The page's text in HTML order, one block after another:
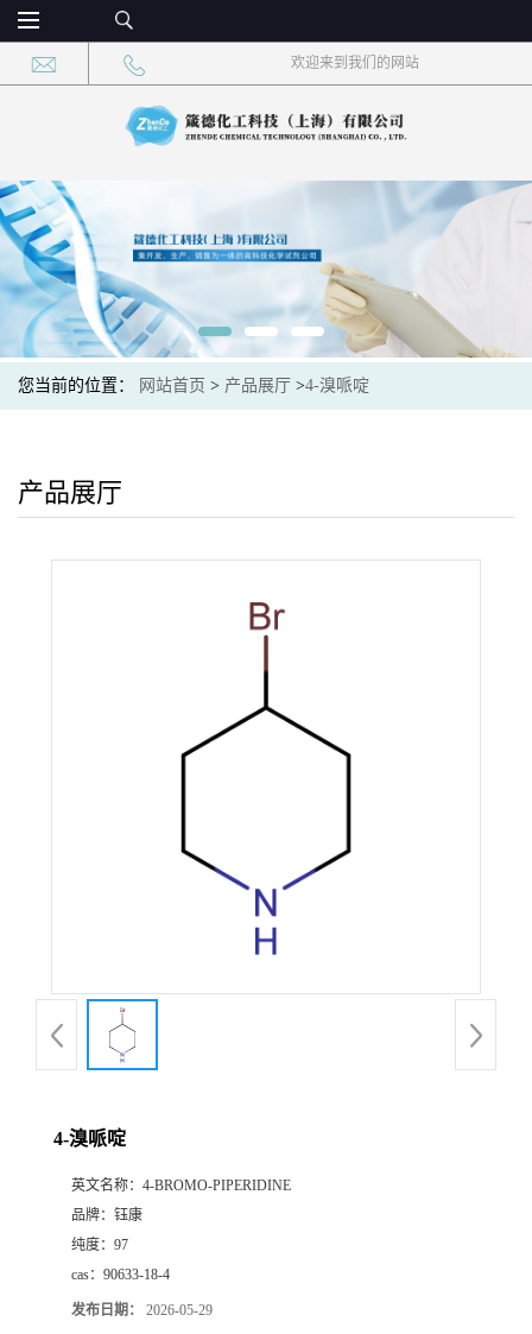
欢迎来到我们的网站
您当前的位置： 网站首页 > 产品展厅 >4-溴哌啶
产品展厅
4-溴哌啶
英文名称： 4-BROMO-PIPERIDINE
品牌： 钰康
纯度： 97
cas： 90633-18-4
发布日期： 2026-05-29